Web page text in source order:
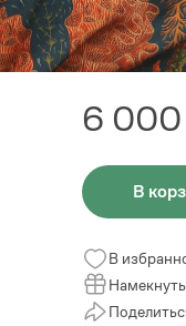
6
В
В